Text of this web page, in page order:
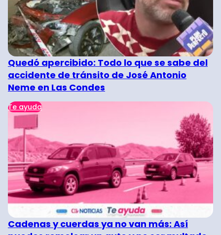
Quedó apercibido: Todo lo que se sabe del
accidente de tránsito de José Antonio
Neme en Las Condes
Te ayuda
Cadenas y cuerdas ya no van más: Así